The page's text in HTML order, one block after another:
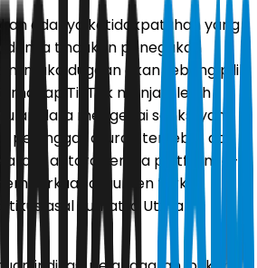
adanya ketidakpatuhan yang
tindakan penegakan
maka dugaan akan tebang pilih
TikTok menjadi lebih
data mengenai sanksi yang
pelanggar aturan tersebut dan
di antara semua platform e-
argumen terkait
asal Sumatra Utara